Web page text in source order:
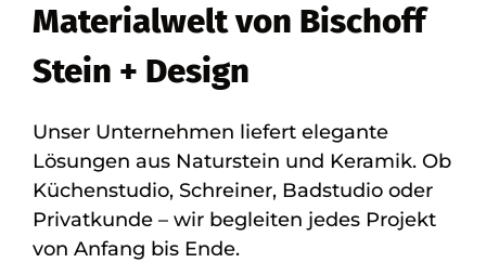
Materialwelt von Bischoff
Stein + Design
Unser Unternehmen liefert elegante
Lösungen aus Naturstein und Keramik. Ob
Küchenstudio, Schreiner, Badstudio oder
Privatkunde – wir begleiten jedes Projekt
von Anfang bis Ende.